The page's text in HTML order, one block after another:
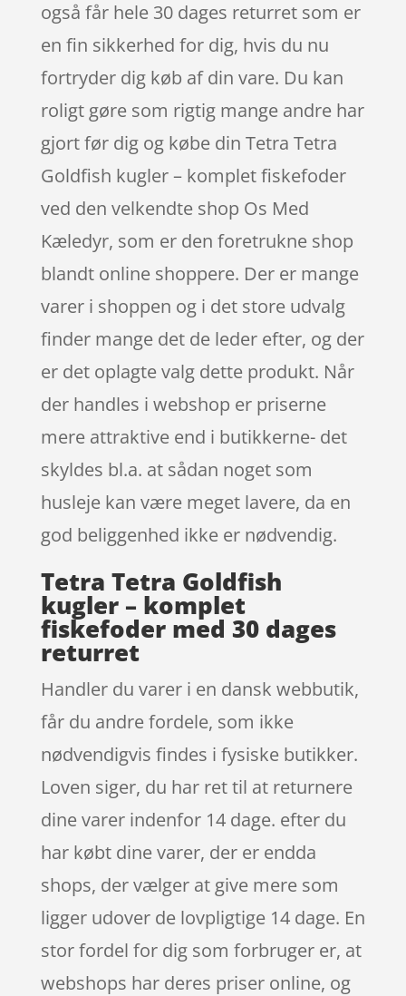
også får hele 30 dages returret som er
en fin sikkerhed for dig, hvis du nu
fortryder dig køb af din vare. Du kan
roligt gøre som rigtig mange andre har
gjort før dig og købe din Tetra Tetra
Goldfish kugler – komplet fiskefoder
ved den velkendte shop Os Med
Kæledyr, som er den foretrukne shop
blandt online shoppere. Der er mange
varer i shoppen og i det store udvalg
finder mange det de leder efter, og der
er det oplagte valg dette produkt. Når
der handles i webshop er priserne
mere attraktive end i butikkerne- det
skyldes bl.a. at sådan noget som
husleje kan være meget lavere, da en
god beliggenhed ikke er nødvendig.
Tetra Tetra Goldfish
kugler – komplet
fiskefoder med 30 dages
returret
Handler du varer i en dansk webbutik,
får du andre fordele, som ikke
nødvendigvis findes i fysiske butikker.
Loven siger, du har ret til at returnere
dine varer indenfor 14 dage. efter du
har købt dine varer, der er endda
shops, der vælger at give mere som
ligger udover de lovpligtige 14 dage. En
stor fordel for dig som forbruger er, at
webshops har deres priser online, og